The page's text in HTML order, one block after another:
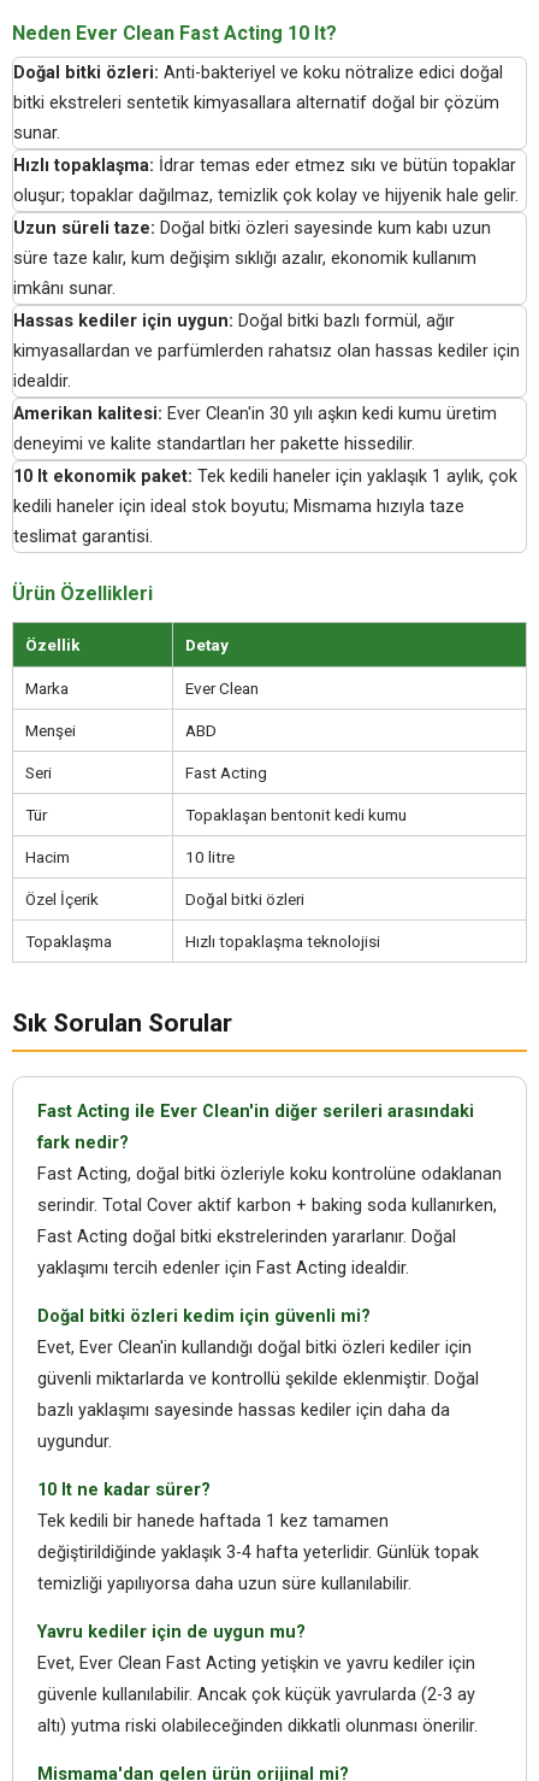
Neden Ever Clean Fast Acting 10 lt?
Doğal bitki özleri: Anti-bakteriyel ve koku nötralize edici doğal
bitki ekstreleri sentetik kimyasallara alternatif doğal bir çözüm
sunar.
Hızlı topaklaşma: İdrar temas eder etmez sıkı ve bütün topaklar
oluşur; topaklar dağılmaz, temizlik çok kolay ve hijyenik hale gelir.
Uzun süreli taze: Doğal bitki özleri sayesinde kum kabı uzun
süre taze kalır, kum değişim sıklığı azalır, ekonomik kullanım
imkânı sunar.
Hassas kediler için uygun: Doğal bitki bazlı formül, ağır
kimyasallardan ve parfümlerden rahatsız olan hassas kediler için
idealdir.
Amerikan kalitesi: Ever Clean'in 30 yılı aşkın kedi kumu üretim
deneyimi ve kalite standartları her pakette hissedilir.
10 lt ekonomik paket: Tek kedili haneler için yaklaşık 1 aylık, çok
kedili haneler için ideal stok boyutu; Mismama hızıyla taze
teslimat garantisi.
Ürün Özellikleri
Özellik Detay
Marka Ever Clean
Menşei ABD
Seri Fast Acting
Tür Topaklaşan bentonit kedi kumu
Hacim 10 litre
Özel İçerik Doğal bitki özleri
Topaklaşma Hızlı topaklaşma teknolojisi
Sık Sorulan Sorular
Fast Acting ile Ever Clean'in diğer serileri arasındaki
fark nedir?
Fast Acting, doğal bitki özleriyle koku kontrolüne odaklanan
serindir. Total Cover aktif karbon + baking soda kullanırken,
Fast Acting doğal bitki ekstrelerinden yararlanır. Doğal
yaklaşımı tercih edenler için Fast Acting idealdir.
Doğal bitki özleri kedim için güvenli mi?
Evet, Ever Clean'in kullandığı doğal bitki özleri kediler için
güvenli miktarlarda ve kontrollü şekilde eklenmiştir. Doğal
bazlı yaklaşımı sayesinde hassas kediler için daha da
uygundur.
10 lt ne kadar sürer?
Tek kedili bir hanede haftada 1 kez tamamen
değiştirildiğinde yaklaşık 3-4 hafta yeterlidir. Günlük topak
temizliği yapılıyorsa daha uzun süre kullanılabilir.
Yavru kediler için de uygun mu?
Evet, Ever Clean Fast Acting yetişkin ve yavru kediler için
güvenle kullanılabilir. Ancak çok küçük yavrularda (2-3 ay
altı) yutma riski olabileceğinden dikkatli olunması önerilir.
Mismama'dan gelen ürün orijinal mi?